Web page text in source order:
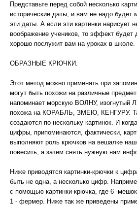
Представьте перед собой несколько
исторические даты, и вам не надо будет
эти даты. А если эти картинки нарисует
воображение учеников, то эффект будет
хорошо послужит вам на уроках в школе.
ОБРАЗНЫЕ КРЮЧКИ.
Этот метод можно применять при
могут быть похожи на различные
напоминает морскую ВОЛНУ,
похожа на КОРАБЛЬ, ЗМЕЮ, КЕНГУРУ.
создаются по нескольку картинок. И
цифры, припоминаются, фактически,
выполняют роль крючков на вешалке
повесить, а затем снять нужную нам
Ниже приводятся картинки-крючки к
быть не одна, а несколько цифр.
с помощью картинки-крючка, где 6 -
1 - фермер. Ниже так же приведены